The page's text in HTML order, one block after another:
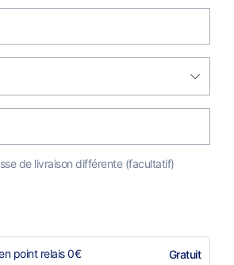
de livraison différente (facultatif)
point relais 0€ Gratuit